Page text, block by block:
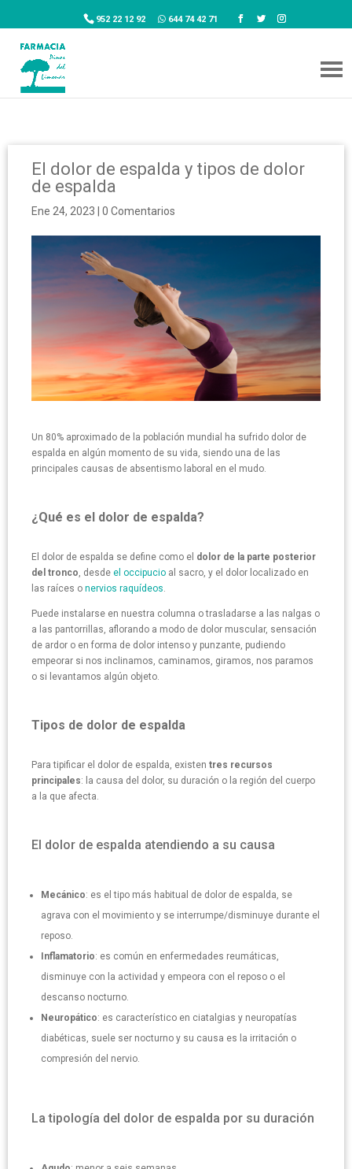
952 22 12 92 644 74 42 71
El dolor de espalda y tipos de dolor
de espalda
Ene 24, 2023 0 Comentarios
Un 80% aproximado de la población mundial ha sufrido dolor de
espalda en algún momento de su vida, siendo una de las
principales causas de absentismo laboral en el mudo.
¿Qué es el dolor de espalda?
El dolor de espalda se define como el dolor de la parte posterior
del tronco, desde el occipucio al sacro, y el dolor localizado en
las raíces o nervios raquídeos.
Puede instalarse en nuestra columna o trasladarse a las nalgas o
a las pantorrillas, aflorando a modo de dolor muscular, sensación
de ardor o en forma de dolor intenso y punzante, pudiendo
empeorar si nos inclinamos, caminamos, giramos, nos paramos
o si levantamos algún objeto.
Tipos de dolor de espalda
Para tipificar el dolor de espalda, existen tres recursos
principales: la causa del dolor, su duración o la región del cuerpo
a la que afecta.
El dolor de espalda atendiendo a su causa
Mecánico: es el tipo más habitual de dolor de espalda, se
agrava con el movimiento y se interrumpe/disminuye durante el
reposo.
Inflamatorio: es común en enfermedades reumáticas,
disminuye con la actividad y empeora con el reposo o el
descanso nocturno.
Neuropático: es característico en ciatalgias y neuropatías
diabéticas, suele ser nocturno y su causa es la irritación o
compresión del nervio.
La tipología del dolor de espalda por su duración